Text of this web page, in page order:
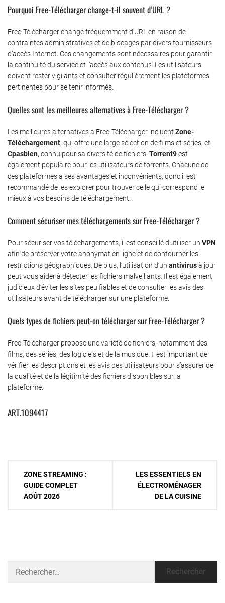
Pourquoi Free-Télécharger change-t-il souvent d’URL ?
Free-Télécharger change fréquemment d’URL en raison de
contraintes administratives et de blocages par divers fournisseurs
d’accès Internet. Ces changements sont nécessaires pour garantir
la continuité du service et l’accès aux contenus. Les utilisateurs
doivent rester vigilants et consulter régulièrement les plateformes
pertinentes pour se tenir informés.
Quelles sont les meilleures alternatives à Free-Télécharger ?
Les meilleures alternatives à Free-Télécharger incluent Zone-
Téléchargement, qui offre une large sélection de films et séries, et
Cpasbien, connu pour sa diversité de fichiers. Torrent9est
également populaire pour les utilisateurs de torrents. Chacune de
ces plateformes a ses avantages et inconvénients, donc il est
recommandé de les explorer pour trouver celle qui correspond le
mieux à vos besoins de téléchargement.
Comment sécuriser mes téléchargements sur Free-Télécharger ?
Pour sécuriser vos téléchargements, il est conseillé d’utiliser un VPN
afin de préserver votre anonymat en ligne et de contourner les
restrictions géographiques. De plus, l’utilisation d’un antivirusà jour
peut vous aider à détecter les fichiers malveillants. Il est également
judicieux d’éviter les sites peu fiables et de consulter les avis des
utilisateurs avant de télécharger sur une plateforme.
Quels types de fichiers peut-on télécharger sur Free-Télécharger ?
Free-Télécharger propose une variété de fichiers, notamment des
films, des séries, des logiciels et de la musique. Il est important de
vérifier les descriptions et les avis des utilisateurs pour s’assurer de
la qualité et de la légitimité des fichiers disponibles sur la
plateforme.
ART.1094417
Navigation
l’article
ZONE STREAMING :
GUIDE COMPLET
AOÛT 2026
LES ESSENTIELS EN
ÉLECTROMÉNAGER
DE LA CUISINE